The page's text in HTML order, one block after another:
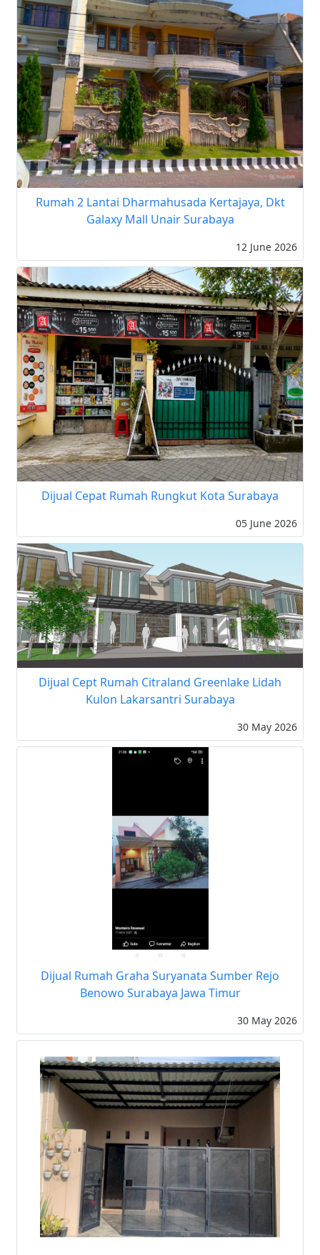
Rumah 2 Lantai Dharmahusada Kertajaya, Dkt
Galaxy Mall Unair Surabaya
12 June 2026
Dijual Cepat Rumah Rungkut Kota Surabaya
05 June 2026
Dijual Cept Rumah Citraland Greenlake Lidah
Kulon Lakarsantri Surabaya
30 May 2026
Dijual Rumah Graha Suryanata Sumber Rejo
Benowo Surabaya Jawa Timur
30 May 2026